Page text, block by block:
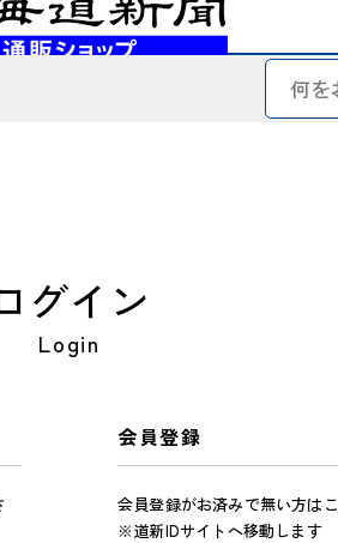
グイン
Login
会員登録
会員登録がお済みで無い方は
※道新IDサイトへ移動します